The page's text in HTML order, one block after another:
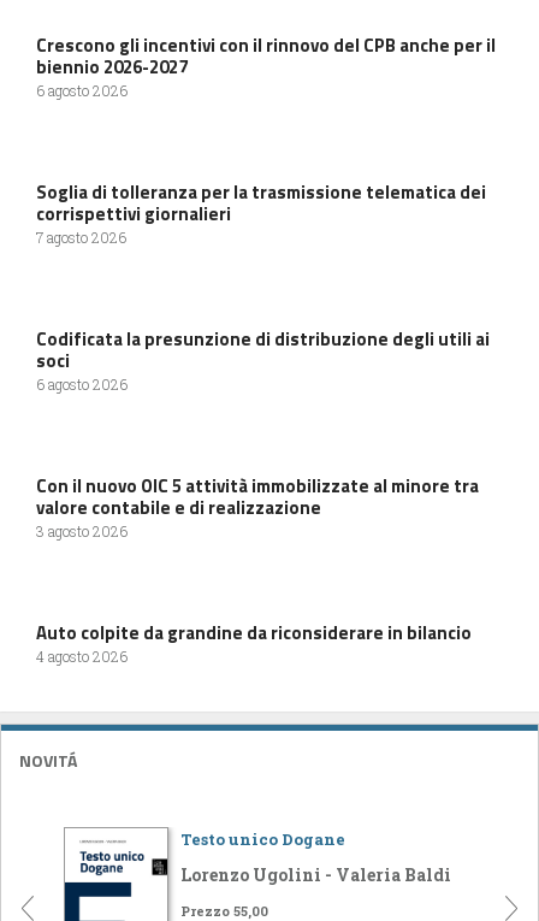
Crescono gli incentivi con il rinnovo del CPB anche per il
biennio 2026-2027
6 agosto 2026
Soglia di tolleranza per la trasmissione telematica dei
corrispettivi giornalieri
7 agosto 2026
Codificata la presunzione di distribuzione degli utili ai
soci
6 agosto 2026
Con il nuovo OIC 5 attività immobilizzate al minore tra
valore contabile e di realizzazione
3 agosto 2026
Auto colpite da grandine da riconsiderare in bilancio
4 agosto 2026
NOVITÁ
Testo unico Dogane
Lorenzo Ugolini - Valeria Baldi
Prezzo 55,00